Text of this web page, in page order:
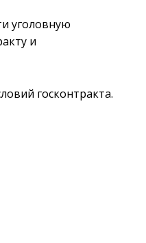
уголовную
и
госконтракта.